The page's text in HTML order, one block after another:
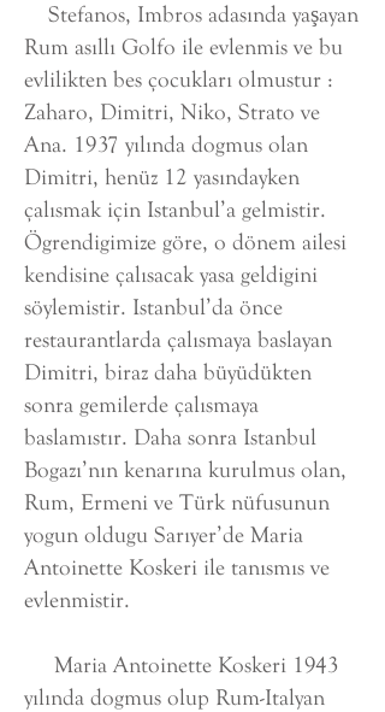
Stefanos, Imbros adasında yaşayan
Rum asıllı Golfo ile evlenmis ve bu
evlilikten bes çocukları olmustur :
Zaharo, Dimitri, Niko, Strato ve
Ana. 1937 yılında dogmus olan
Dimitri, henüz 12 yasındayken
çalısmak için Istanbul’a gelmistir.
Ögrendigimize göre, o dönem ailesi
kendisine çalısacak yasa geldigini
söylemistir. Istanbul’da önce
restaurantlarda çalısmaya baslayan
Dimitri, biraz daha büyüdükten
sonra gemilerde çalısmaya
baslamıstır. Daha sonra Istanbul
Bogazı’nın kenarına kurulmus olan,
Rum, Ermeni ve Türk nüfusunun
yogun oldugu Sarıyer’de Maria
Antoinette Koskeri ile tanısmıs ve
evlenmistir.
Maria Antoinette Koskeri 1943
yılında dogmus olup Rum-Italyan